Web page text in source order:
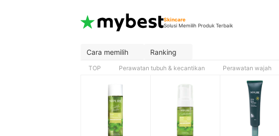
Skincare
Solusi Memilih Produk Terbaik
Cara memilih Ranking
TOP Perawatan tubuh & kecantikan Perawatan wajah